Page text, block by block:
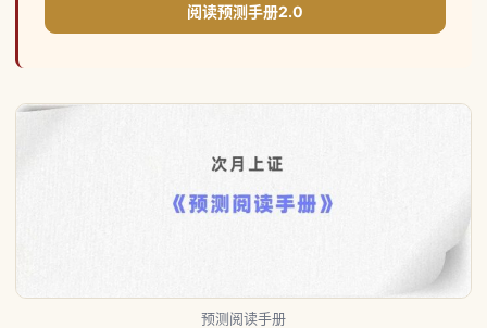
阅读预测手册2.0
预测阅读手册